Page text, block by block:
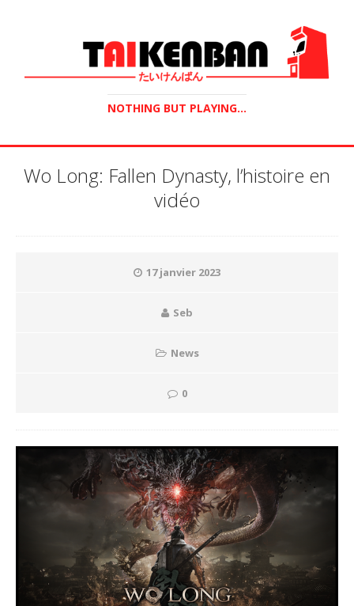
NOTHING BUT PLAYING...
Wo Long: Fallen Dynasty, l’histoire en
vidéo
17 janvier 2023
Seb
News
0